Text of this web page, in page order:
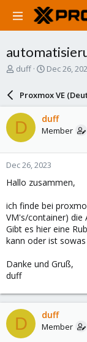
T
a
d
s
t
a
r
t
e
duff
S
r
d
a
e
Dec 26,
Proxmox VE
D duff
Member
Dec 26, 2023
Hallo zusammen,
ich finde bei
VM's/container) die
Gibt es hier eine
kann oder ist
Danke und Gruß,
duff
D duff
Member